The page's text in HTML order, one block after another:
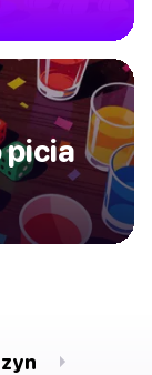
picia